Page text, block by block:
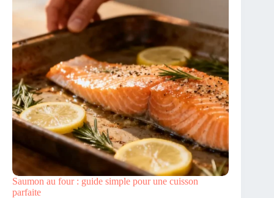
Saumon au four : guide simple pour une cuisson
parfaite